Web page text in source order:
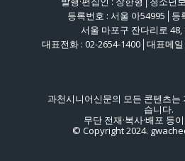
등록번호 : 서울 아54995│등
서울 마포구 잔다리로 48,
대표전화 : 02-2654-1400│대표메
과천시니어신문의 모든 콘텐츠는
습니다.
무단 전재·복사·배포 등
© Copyright 2024.